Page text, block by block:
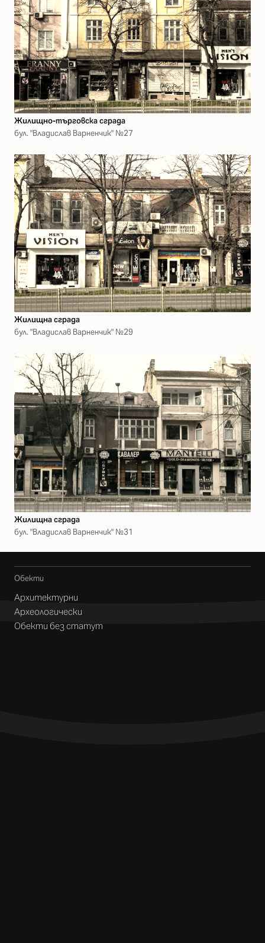
Жилищно-търговска сграда
бул. "Владислав Варненчик" №27
Жилищна сграда
бул. "Владислав Варненчик" №29
Жилищна сграда
бул. "Владислав Варненчик" №31
Обекти
Архитектурни
Археологически
Обекти без статут